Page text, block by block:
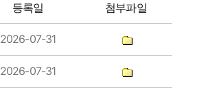
등록일 첨부파일
2026-07-31
2026-07-31